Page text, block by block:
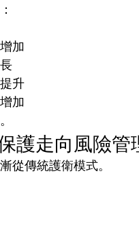
加
升
加
護走向風險管
從傳統護衛模式。